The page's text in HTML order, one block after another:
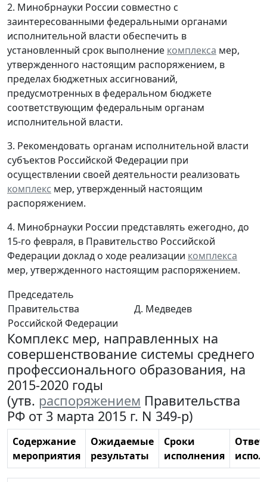
2. Минобрнауки России совместно с
заинтересованными федеральными органами
исполнительной власти обеспечить в
установленный срок выполнение комплекса мер,
утвержденного настоящим распоряжением, в
пределах бюджетных ассигнований,
предусмотренных в федеральном бюджете
соответствующим федеральным органам
исполнительной власти.
3. Рекомендовать органам исполнительной власти
субъектов Российской Федерации при
осуществлении своей деятельности реализовать
комплекс мер, утвержденный настоящим
распоряжением.
4. Минобрнауки России представлять ежегодно, до
15-го февраля, в Правительство Российской
Федерации доклад о ходе реализации комплекса
мер, утвержденного настоящим распоряжением.
Председатель
Правительства
Российской Федерации
Д. Медведев
Комплекс мер, направленных на
совершенствование системы среднего
профессионального образования, на
2015-2020 годы
(утв. распоряжением Правительства
РФ от 3 марта 2015 г. N 349-р)
Содержание
мероприятия
Ожидаемые
результаты
Сроки
исполнения